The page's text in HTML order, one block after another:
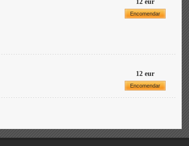
12 eur
Encomendar
12 eur
Encomendar